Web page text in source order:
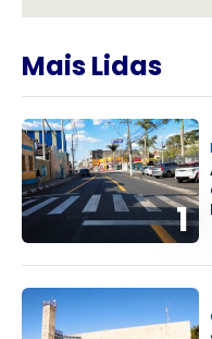
Mais Lidas
1